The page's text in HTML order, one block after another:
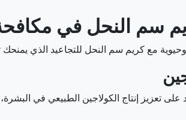
سم النحل في
مع كريم سم النحل للتجاعيد الذي
تعزيز إنتاج الكولاجين الطبيعي في